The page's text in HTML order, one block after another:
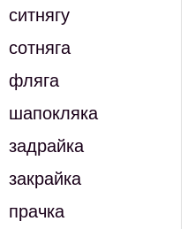
ситнягу
сотняга
фляга
шапокляка
задрайка
закрайка
прачка